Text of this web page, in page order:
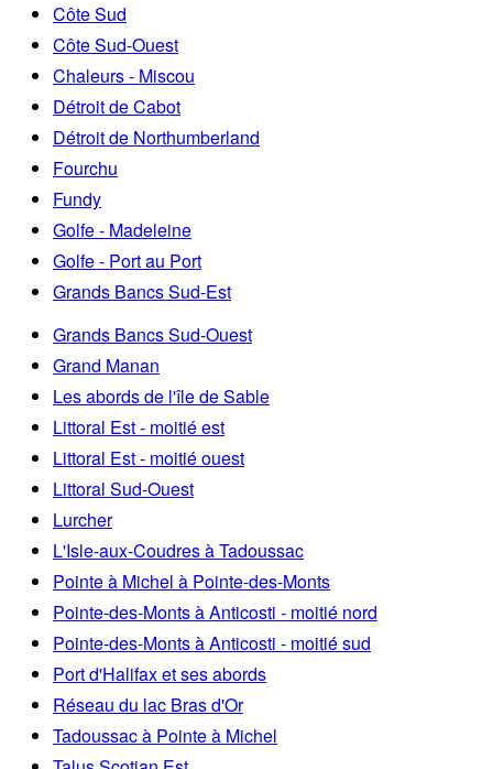
Côte Sud
Côte Sud-Ouest
Chaleurs - Miscou
Détroit de Cabot
Détroit de Northumberland
Fourchu
Fundy
Golfe - Madeleine
Golfe - Port au Port
Grands Bancs Sud-Est
Grands Bancs Sud-Ouest
Grand Manan
Les abords de l'île de Sable
Littoral Est - moitié est
Littoral Est - moitié ouest
Littoral Sud-Ouest
Lurcher
L'Isle-aux-Coudres à Tadoussac
Pointe à Michel à Pointe-des-Monts
Pointe-des-Monts à Anticosti - moitié nord
Pointe-des-Monts à Anticosti - moitié sud
Port d'Halifax et ses abords
Réseau du lac Bras d'Or
Tadoussac à Pointe à Michel